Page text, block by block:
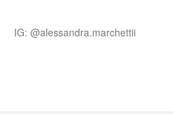
IG: @alessandra.marchettii